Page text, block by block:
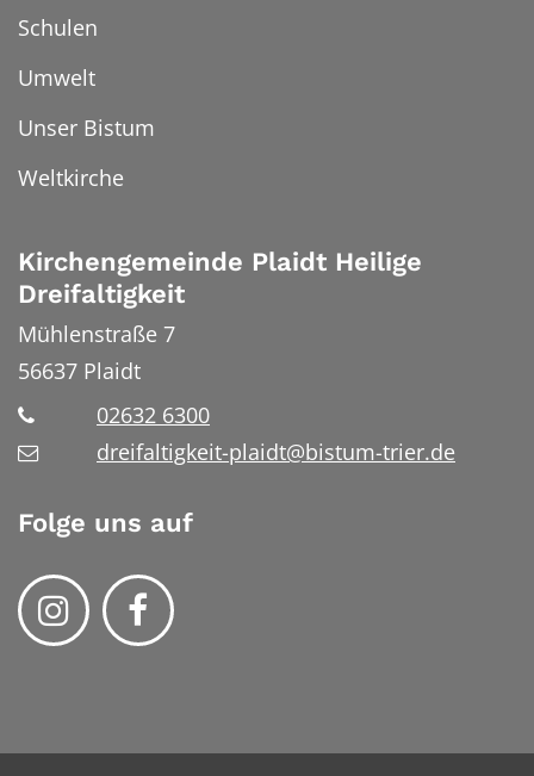
Schulen
Umwelt
Unser Bistum
Weltkirche
Kirchengemeinde Plaidt Heilige
Dreifaltigkeit
Mühlenstraße 7
56637 Plaidt
02632 6300
dreifaltigkeit-plaidt@bistum-trier.de
Folge uns auf